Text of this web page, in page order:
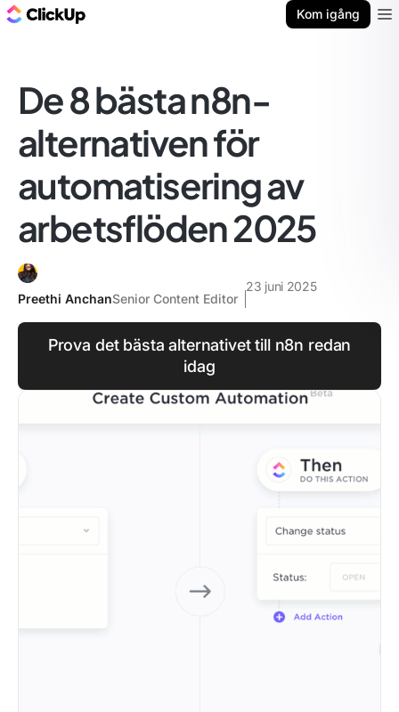
Kom igång
De 8 bästa n8n-
alternativen för
automatisering av
arbetsflöden 2025
Preethi AnchanSenior Content Editor
23 juni 2025
Prova det bästa alternativet till n8n redan
idag